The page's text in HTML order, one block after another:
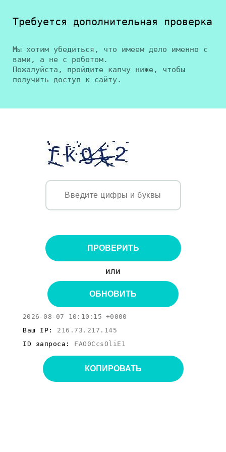
Требуется дополнительная проверка
Мы хотим убедиться, что имеем дело именно с
вами, а не с роботом.
Пожалуйста, пройдите капчу ниже, чтобы
получить доступ к сайту.
ПРОВЕРИТЬ
или
ОБНОВИТЬ
2026-08-07 10:10:15 +0000
Ваш IP: 216.73.217.145
ID запроса: FAO0CcsOliE1
КОПИРОВАТЬ